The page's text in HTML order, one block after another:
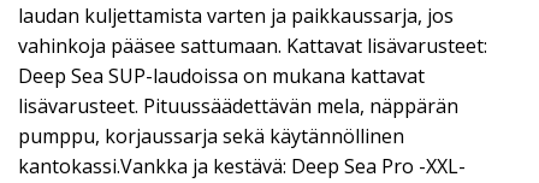
laudan kuljettamista varten ja paikkaussarja, jos
vahinkoja pääsee sattumaan. Kattavat lisävarusteet:
Deep Sea SUP-laudoissa on mukana kattavat
lisävarusteet. Pituussäädettävän mela, näppärän
pumppu, korjaussarja sekä käytännöllinen
kantokassi.Vankka ja kestävä: Deep Sea Pro -XXL-